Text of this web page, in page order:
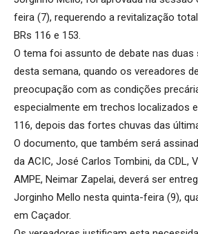
feira (7), requerendo a revitalização
BRs 116 e 153.
O tema foi assunto de debate nas duas
desta semana, quando os vereadores
preocupação com as condições
especialmente em trechos localizados
116, depois das fortes chuvas das
O documento, que também será
da ACIC, José Carlos Tombini, da CDL,
AMPE, Neimar Zapelai, deverá ser
Jorginho Mello nesta quinta-feira (9),
em Caçador.